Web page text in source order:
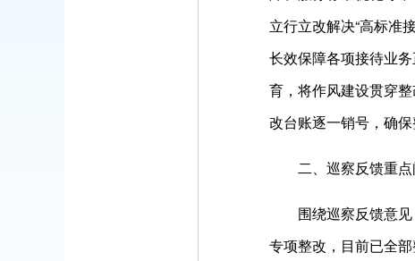
立行立改解决“高标准
长效保障各项接待业
育，将作风建设贯穿
改台账逐一销号，确保
二、巡察反馈重
围绕巡察反馈意
专项整改，目前已全